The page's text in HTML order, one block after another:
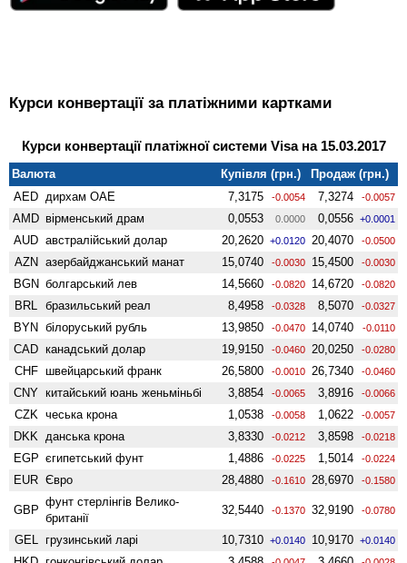
Курси конвертації за платіжними картками
Курси конвертації платіжної системи Visa на 15.03.2017
Валюта Купівля (грн.)
Продаж (грн.)
AED дирхам ОАЕ 7,3175 -0.0054 7,3274 -0.0057
AMD вiрменський драм 0,0553 0.0000 0,0556 +0.0001
AUD австралійський долар 20,2620 +0.0120 20,4070 -0.0500
AZN азербайджанський манат 15,0740 -0.0030 15,4500 -0.0030
BGN болгарський лев 14,5660 -0.0820 14,6720 -0.0820
BRL бразильський реал 8,4958 -0.0328 8,5070 -0.0327
BYN білоруський рубль 13,9850 -0.0470 14,0740 -0.0110
CAD канадський долар 19,9150 -0.0460 20,0250 -0.0280
CHF швейцарський франк 26,5800 -0.0010 26,7340 -0.0460
CNY китайський юань женьмiньбi 3,8854 -0.0065 3,8916 -0.0066
CZK чеська крона 1,0538 -0.0058 1,0622 -0.0057
DKK данська крона 3,8330 -0.0212 3,8598 -0.0218
EGP єгипетський фунт 1,4886 -0.0225 1,5014 -0.0224
EUR Євро 28,4880 -0.1610 28,6970 -0.1580
GBP
фунт стерлінгів Велико­
британії
32,5440 -0.1370 32,9190 -0.0780
GEL грузинський ларі 10,7310 +0.0140 10,9170 +0.0140